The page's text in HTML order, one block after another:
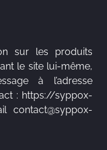
sur les produits
le site lui-même,
à l’adresse
: https://syppox-
contact@syppox-